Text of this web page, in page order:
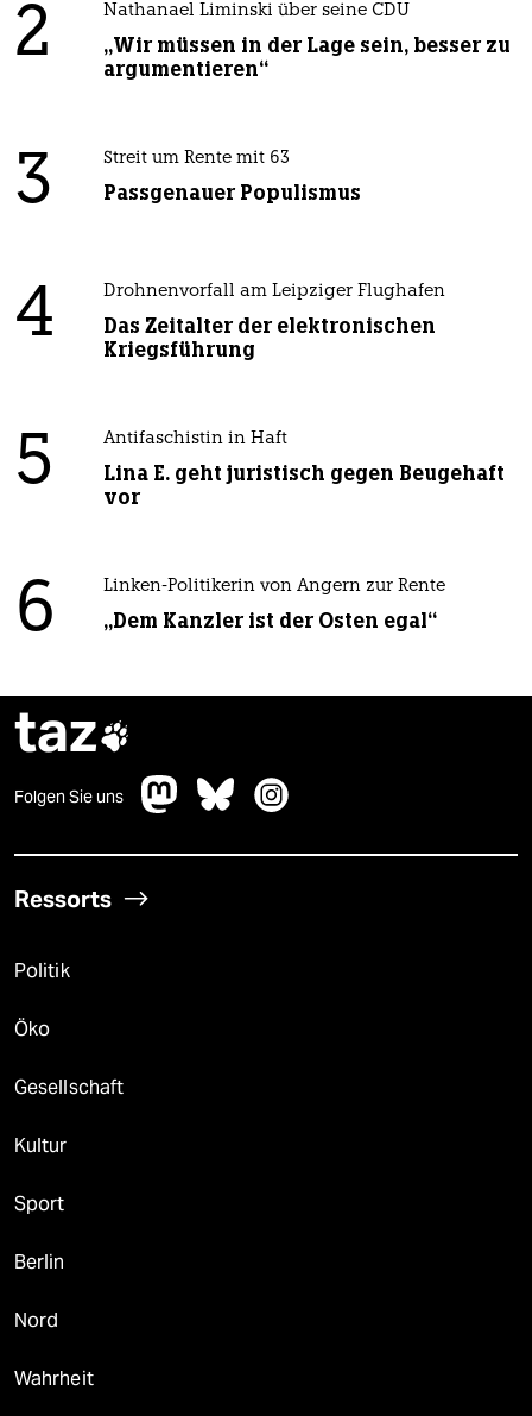
2 Nathanael Liminski über seine CDU
„Wir müssen in der Lage sein, besser zu
argumentieren“
3 Streit um Rente mit 63
Passgenauer Populismus
4 Drohnenvorfall am Leipziger Flughafen
Das Zeitalter der elektronischen
Kriegsführung
5 Antifaschistin in Haft
Lina E. geht juristisch gegen Beugehaft
vor
6 Linken-Politikerin von Angern zur Rente
„Dem Kanzler ist der Osten egal“
taz
Folgen Sie uns
Ressorts
Politik
Öko
Gesellschaft
Kultur
Sport
Berlin
Nord
Wahrheit